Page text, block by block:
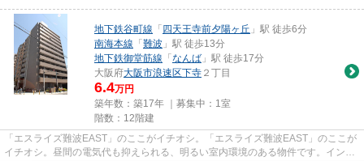
地下鉄谷町線 「 四天王寺前夕陽ヶ丘 」駅 徒歩6分
南海本線 「 難波 」駅 徒歩13分
地下鉄御堂筋線 「 なんば 」駅 徒歩17分
大阪府大阪市浪速区下寺 ２丁目
6.4万円
築年数：築17年 ｜募集中： 1室
階数：12階建
「エスライズ難波EAST」のここがイチオシ。「エスライズ難波EAST」のここが
イチオシ。昼間の電気代も抑えられる、明るい室内環境のある物件です。インタ